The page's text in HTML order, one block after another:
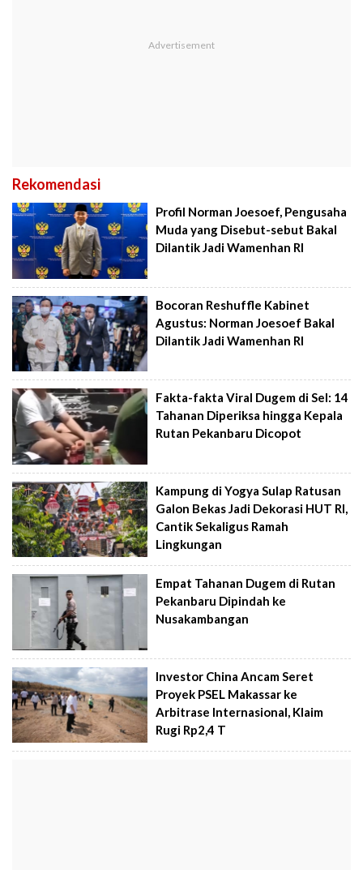
Rekomendasi
Profil Norman Joesoef, Pengusaha
Muda yang Disebut-sebut Bakal
Dilantik Jadi Wamenhan RI
Bocoran Reshuffle Kabinet
Agustus: Norman Joesoef Bakal
Dilantik Jadi Wamenhan RI
Fakta-fakta Viral Dugem di Sel: 14
Tahanan Diperiksa hingga Kepala
Rutan Pekanbaru Dicopot
Kampung di Yogya Sulap Ratusan
Galon Bekas Jadi Dekorasi HUT RI,
Cantik Sekaligus Ramah
Lingkungan
Empat Tahanan Dugem di Rutan
Pekanbaru Dipindah ke
Nusakambangan
Investor China Ancam Seret
Proyek PSEL Makassar ke
Arbitrase Internasional, Klaim
Rugi Rp2,4 T